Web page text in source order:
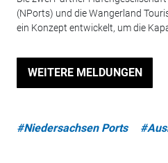
(NPorts) und die Wangerland
ein Konzept entwickelt, um die
WEITERE MELDUNGEN
#Niedersachsen Ports